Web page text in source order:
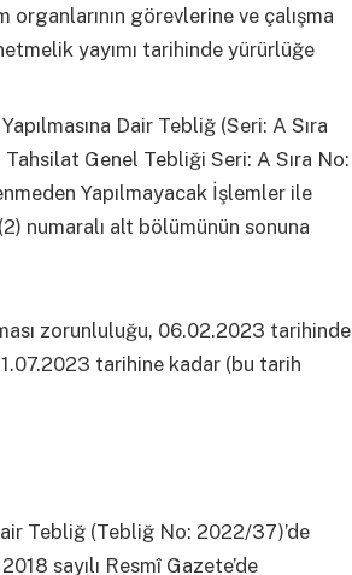
görevlerine ve çalışma
yayımı tarihinde yürürlüğe
Dair Tebliğ (Seri: A Sıra
Tahsilat Genel Tebliği Seri: A Sıra No:
Yapılmayacak İşlemler ile
numaralı alt bölümünün sonuna
zorunluluğu, 06.02.2023 tarihinde
tarihine kadar (bu tarih
Tebliğ (Tebliğ No: 2022/37)’de
sayılı Resmî Gazete’de